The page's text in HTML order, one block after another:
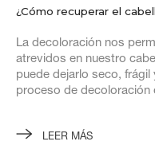
¿Cómo recuperar el
La decoloración nos
atrevidos en nuestro
puede dejarlo seco,
proceso de decoloración
LEER MÁS